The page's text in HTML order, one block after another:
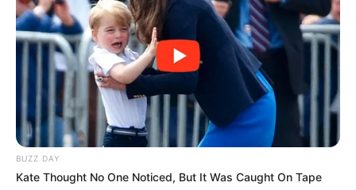
У Ясінянській громаді відкрили черговий простір
психологічної підтримки (фото)
Катування, кайданки та незаконне утримання
людей: працівника Ужгородського ТЦК
судитимуть, дії ще двох його колег розслідує ДБР
(відео)
BUZZ DAY
Kate Thought No One Noticed, But It Was Caught On Tape